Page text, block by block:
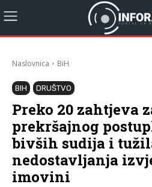
Naslovnica BiH
BIH DRUŠTVO
Preko 20 zahtjeva
prekršajnog
bivših sudija i
nedostavljanja
imovini